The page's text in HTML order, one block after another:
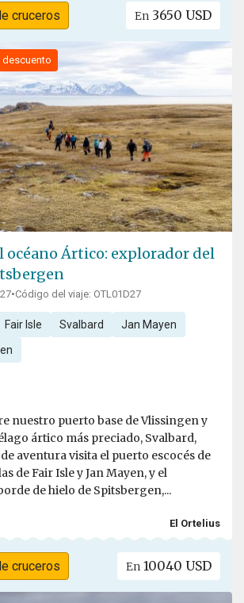
cruceros En 3650 USD
descuento
océano Ártico: explorador del
•Código del viaje: OTL01D27
Fair Isle Svalbard Jan Mayen
nuestro puerto base de Vlissingen y
ártico más preciado, Svalbard,
aventura visita el puerto escocés de
de Fair Isle y Jan Mayen, y el
de hielo de Spitsbergen,...
El Ortelius
cruceros En 10040 USD